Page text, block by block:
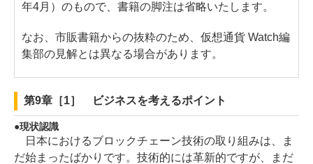
年4月）のもので、書籍の脚注は省略いたします。
なお、市販書籍からの抜粋のため、仮想通貨 Watch編
集部の見解とは異なる場合があります。
第9章［1］ ビジネスを考えるポイント
現状認識
日本におけるブロックチェーン技術の取り組みは、ま
だ始まったばかりです。技術的には革新的ですが、まだ